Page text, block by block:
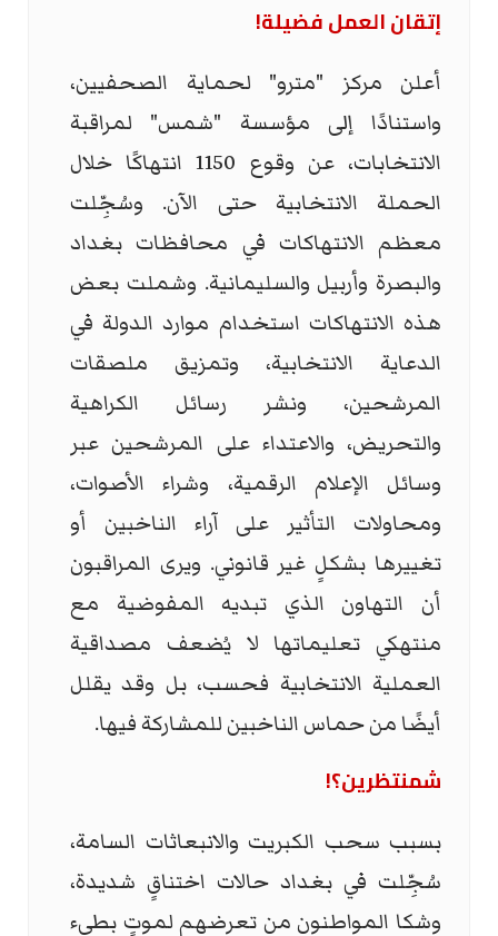
إتقان العمل فضيلة!
أعلن مركز "مترو" لحماية الصحفيين،
واستنادًا إلى مؤسسة "شمس" لمراقبة
الانتخابات، عن وقوع 1150 انتهاكًا خلال
الحملة الانتخابية حتى الآن. وسُجِّلت
معظم الانتهاكات في محافظات بغداد
والبصرة وأربيل والسليمانية. وشملت بعض
هذه الانتهاكات استخدام موارد الدولة في
الدعاية الانتخابية، وتمزيق ملصقات
المرشحين، ونشر رسائل الكراهية
والتحريض، والاعتداء على المرشحين عبر
وسائل الإعلام الرقمية، وشراء الأصوات،
ومحاولات التأثير على آراء الناخبين أو
تغييرها بشكلٍ غير قانوني. ويرى المراقبون
أن التهاون الذي تبديه المفوضية مع
منتهكي تعليماتها لا يُضعف مصداقية
العملية الانتخابية فحسب، بل وقد يقلل
أيضًا من حماس الناخبين للمشاركة فيها.
شمنتظرين؟!
بسبب سحب الكبريت والانبعاثات السامة،
سُجِّلت في بغداد حالات اختناقٍ شديدة،
وشكا المواطنون من تعرضهم لموتٍ بطيء